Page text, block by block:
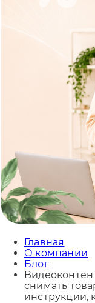
Главная
О компании
Блог
снимать
инструкции,